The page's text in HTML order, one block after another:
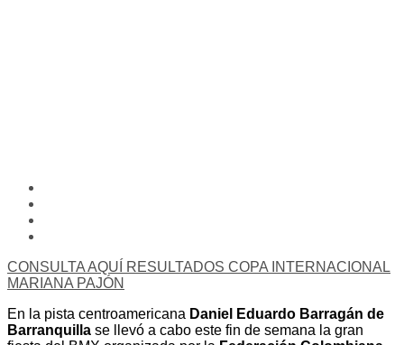
CONSULTA AQUÍ RESULTADOS COPA INTERNACIONAL
MARIANA PAJÓN
En la pista centroamericana Daniel Eduardo Barragán de
Barranquilla se llevó a cabo este fin de semana la gran